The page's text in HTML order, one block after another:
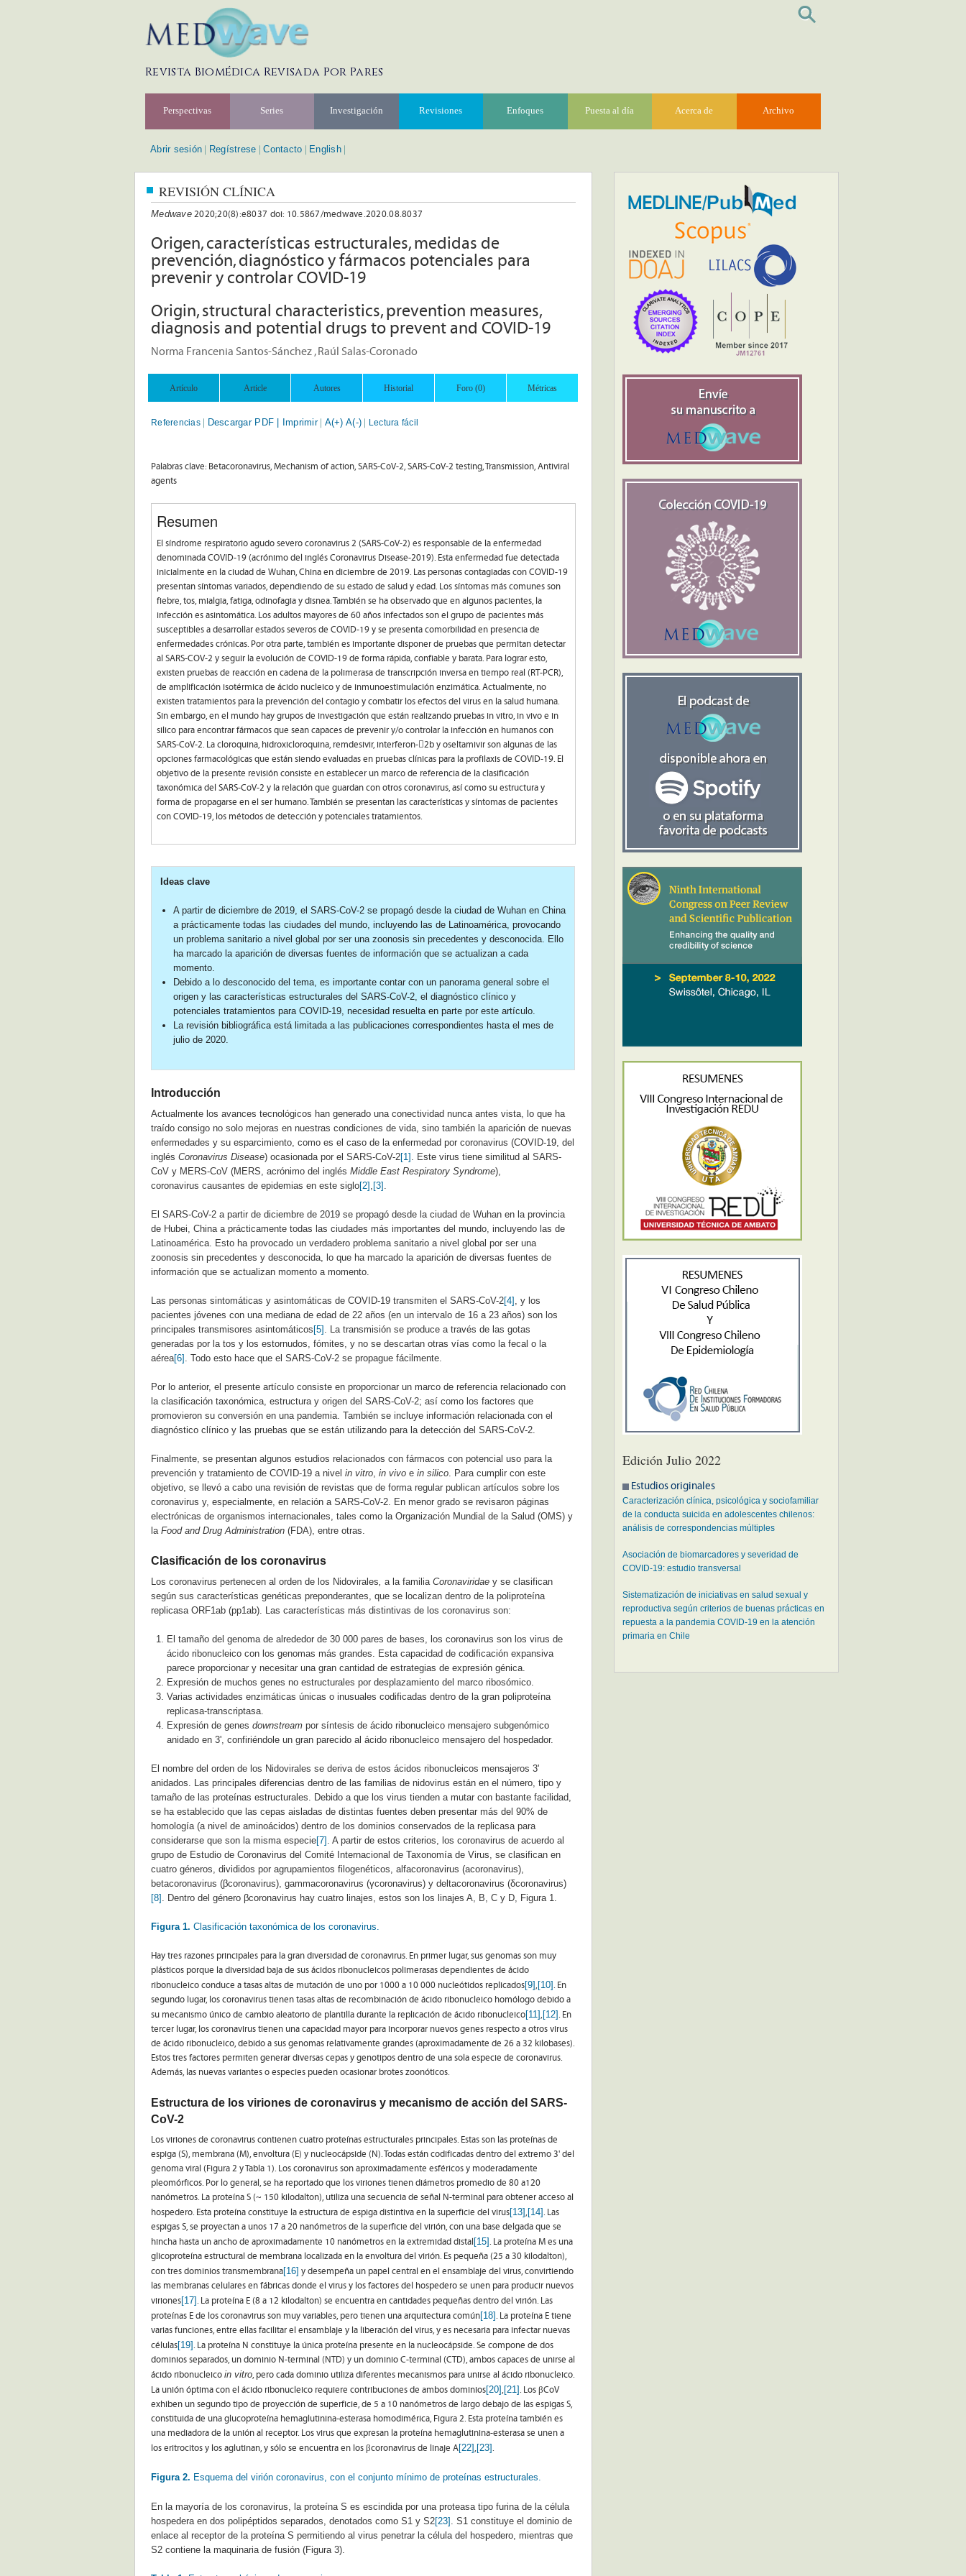
Revista Biomédica Revisada Por Pares
Perspectivas Series Investigación Revisiones Enfoques Puesta al día Acerca de Archivo
Abrir sesión Regístrese |Contacto English
REVISIÓN CLÍNICA
Medwave2020;20(8):e8037 doi: 10.5867/medwave.2020.08.8037
Origen, características estructurales, medidas de
prevención, diagnóstico y fármacos potenciales para
prevenir y controlar COVID-19
Origin, structural characteristics, prevention measures,
diagnosis and potential drugs to prevent and COVID-19
Norma Francenia Santos-Sánchez , Raúl Salas-Coronado
Artículo Article Autores Historial Foro (0) Métricas
Referencias| Descargar PDF | Imprimir| A(+) A(-) Lectura fácil
Palabras clave: Betacoronavirus, Mechanism of action, SARS-CoV-2, SARS-CoV-2 testing, Transmission, Antiviral
agents
Resumen
El síndrome respiratorio agudo severo coronavirus 2 (SARS-CoV-2) es responsable de la enfermedad
denominada COVID-19 (acrónimo del inglés Coronavirus Disease-2019). Esta enfermedad fue detectada
inicialmente en la ciudad de Wuhan, China en diciembre de 2019. Las personas contagiadas con COVID-19
presentan síntomas variados, dependiendo de su estado de salud y edad. Los síntomas más comunes son
fiebre, tos, mialgia, fatiga, odinofagia y disnea. También se ha observado que en algunos pacientes, la
infección es asintomática. Los adultos mayores de 60 años infectados son el grupo de pacientes más
susceptibles a desarrollar estados severos de COVID-19 y se presenta comorbilidad en presencia de
enfermedades crónicas. Por otra parte, también es importante disponer de pruebas que permitan detectar
al SARS-COV-2 y seguir la evolución de COVID-19 de forma rápida, confiable y barata. Para lograr esto,
existen pruebas de reacción en cadena de la polimerasa de transcripción inversa en tiempo real (RT-PCR),
de amplificación isotérmica de ácido nucleico y de inmunoestimulación enzimática. Actualmente, no
existen tratamientos para la prevención del contagio y combatir los efectos del virus en la salud humana.
Sin embargo, en el mundo hay grupos de investigación que están realizando pruebas in vitro, in vivo e in
silico para encontrar fármacos que sean capaces de prevenir y/o controlar la infección en humanos con
SARS-CoV-2. La cloroquina, hidroxicloroquina, remdesivir, interferon-2b y oseltamivir son algunas de las
opciones farmacológicas que están siendo evaluadas en pruebas clínicas para la profilaxis de COVID-19. El
objetivo de la presente revisión consiste en establecer un marco de referencia de la clasificación
taxonómica del SARS-CoV-2 y la relación que guardan con otros coronavirus, así como su estructura y
forma de propagarse en el ser humano. También se presentan las características y síntomas de pacientes
con COVID-19, los métodos de detección y potenciales tratamientos.
Ideas clave
A partir de diciembre de 2019, el SARS-CoV-2 se propagó desde la ciudad de Wuhan en China
a prácticamente todas las ciudades del mundo, incluyendo las de Latinoamérica, provocando
un problema sanitario a nivel global por ser una zoonosis sin precedentes y desconocida. Ello
ha marcado la aparición de diversas fuentes de información que se actualizan a cada
momento.
Debido a lo desconocido del tema, es importante contar con un panorama general sobre el
origen y las características estructurales del SARS-CoV-2, el diagnóstico clínico y
potenciales tratamientos para COVID-19, necesidad resuelta en parte por este artículo.
La revisión bibliográfica está limitada a las publicaciones correspondientes hasta el mes de
julio de 2020.
Introducción
Actualmente los avances tecnológicos han generado una conectividad nunca antes vista, lo que ha
traído consigo no solo mejoras en nuestras condiciones de vida, sino también la aparición de nuevas
enfermedades y su esparcimiento, como es el caso de la enfermedad por coronavirus (COVID-19, del
inglés Coronavirus Disease) ocasionada por el SARS-CoV-2[1] . Este virus tiene similitud al SARS-
CoV y MERS-CoV (MERS, acrónimo del inglés Middle East Respiratory Syndrome),
coronavirus causantes de epidemias en este siglo[2] , [3] .
El SARS-CoV-2 a partir de diciembre de 2019 se propagó desde la ciudad de Wuhan en la provincia
de Hubei, China a prácticamente todas las ciudades más importantes del mundo, incluyendo las de
Latinoamérica. Esto ha provocado un verdadero problema sanitario a nivel global por ser una
zoonosis sin precedentes y desconocida, lo que ha marcado la aparición de diversas fuentes de
información que se actualizan momento a momento.
Las personas sintomáticas y asintomáticas de COVID-19 transmiten el SARS-CoV-2[4] , y los
pacientes jóvenes con una mediana de edad de 22 años (en un intervalo de 16 a 23 años) son los
principales transmisores asintomáticos [5] . La transmisión se produce a través de las gotas
generadas por la tos y los estornudos, fómites, y no se descartan otras vías como la fecal o la
aérea[6] . Todo esto hace que el SARS-CoV-2 se propague fácilmente.
Por lo anterior, el presente artículo consiste en proporcionar un marco de referencia relacionado con
la clasificación taxonómica, estructura y origen del SARS-CoV-2; así como los factores que
promovieron su conversión en una pandemia. También se incluye información relacionada con el
diagnóstico clínico y las pruebas que se están utilizando para la detección del SARS-CoV-2.
Finalmente, se presentan algunos estudios relacionados con fármacos con potencial uso para la
prevención y tratamiento de COVID-19 a nivel in vitro, in vivo e in silico. Para cumplir con este
objetivo, se llevó a cabo una revisión de revistas que de forma regular publican artículos sobre los
coronavirus y, especialmente, en relación a SARS-CoV-2. En menor grado se revisaron páginas
electrónicas de organismos internacionales, tales como la Organización Mundial de la Salud (OMS) y
la Food and Drug Administration (FDA), entre otras.
Clasificación de los coronavirus
Los coronavirus pertenecen al orden de los Nidovirales, a la familia Coronaviridae y se clasifican
según sus características genéticas preponderantes, que se localizan dentro de la poliproteína
replicasa ORF1ab (pp1ab). Las características más distintivas de los coronavirus son:
El tamaño del genoma de alrededor de 30 000 pares de bases, los coronavirus son los virus de
ácido ribonucleico con los genomas más grandes. Esta capacidad de codificación expansiva
parece proporcionar y necesitar una gran cantidad de estrategias de expresión génica.
Expresión de muchos genes no estructurales por desplazamiento del marco ribosómico.
Varias actividades enzimáticas únicas o inusuales codificadas dentro de la gran poliproteína
replicasa-transcriptasa.
Expresión de genesdownstream por síntesis de ácido ribonucleico mensajero subgenómico
anidado en 3', confiriéndole un gran parecido al ácido ribonucleico mensajero del hospedador.
El nombre del orden de los Nidovirales se deriva de estos ácidos ribonucleicos mensajeros 3'
anidados. Las principales diferencias dentro de las familias de nidovirus están en el número, tipo y
tamaño de las proteínas estructurales. Debido a que los virus tienden a mutar con bastante facilidad,
se ha establecido que las cepas aisladas de distintas fuentes deben presentar más del 90% de
homología (a nivel de aminoácidos) dentro de los dominios conservados de la replicasa para
considerarse que son la misma especie[7] . A partir de estos criterios, los coronavirus de acuerdo al
grupo de Estudio de Coronavirus del Comité Internacional de Taxonomía de Virus, se clasifican en
cuatro géneros, divididos por agrupamientos filogenéticos, alfacoronavirus (acoronavirus),
betacoronavirus (βcoronavirus), gammacoronavirus (γcoronavirus) y deltacoronavirus (δcoronavirus)
[8] . Dentro del género βcoronavirus hay cuatro linajes, estos son los linajes A, B, C y D, Figura 1.
Figura 1. Clasificación taxonómica de los coronavirus.
Hay tres razones principales para la gran diversidad de coronavirus. En primer lugar, sus genomas son muy
plásticos porque la diversidad baja de sus ácidos ribonucleicos polimerasas dependientes de ácido
ribonucleico conduce a tasas altas de mutación de uno por 1000 a 10 000 nucleótidos replicados[9] , [10]. En
segundo lugar, los coronavirus tienen tasas altas de recombinación de ácido ribonucleico homólogo debido a
su mecanismo único de cambio aleatorio de plantilla durante la replicación de ácido ribonucleico[11] , [12]. En
tercer lugar, los coronavirus tienen una capacidad mayor para incorporar nuevos genes respecto a otros virus
de ácido ribonucleico, debido a sus genomas relativamente grandes (aproximadamente de 26 a 32 kilobases).
Estos tres factores permiten generar diversas cepas y genotipos dentro de una sola especie de coronavirus.
Además, las nuevas variantes o especies pueden ocasionar brotes zoonóticos.
Estructura de los viriones de coronavirus y mecanismo de acción del SARS-
CoV-2
Los viriones de coronavirus contienen cuatro proteínas estructurales principales. Estas son las proteínas de
espiga (S), membrana (M), envoltura (E) y nucleocápside (N). Todas están codificadas dentro del extremo 3' del
genoma viral (Figura 2 y Tabla 1). Los coronavirus son aproximadamente esféricos y moderadamente
pleomórficos. Por lo general, se ha reportado que los viriones tienen diámetros promedio de 80 a120
nanómetros. La proteína S (~ 150 kilodalton), utiliza una secuencia de señal N-terminal para obtener acceso al
hospedero. Esta proteína constituye la estructura de espiga distintiva en la superficie del virus[13] , [14]. Las
espigas S, se proyectan a unos 17 a 20 nanómetros de la superficie del virión, con una base delgada que se
hincha hasta un ancho de aproximadamente 10 nanómetros en la extremidad distal [15]. La proteína M es una
glicoproteína estructural de membrana localizada en la envoltura del virión. Es pequeña (25 a 30 kilodalton),
con tres dominios transmembrana[16] y desempeña un papel central en el ensamblaje del virus, convirtiendo
las membranas celulares en fábricas donde el virus y los factores del hospedero se unen para producir nuevos
viriones[17]. La proteína E (8 a 12 kilodalton) se encuentra en cantidades pequeñas dentro del virión. Las
proteínas E de los coronavirus son muy variables, pero tienen una arquitectura común[18]. La proteína E tiene
varias funciones, entre ellas facilitar el ensamblaje y la liberación del virus, y es necesaria para infectar nuevas
células[19]. La proteína N constituye la única proteína presente en la nucleocápside. Se compone de dos
dominios separados, un dominio N-terminal (NTD) y un dominio C-terminal (CTD), ambos capaces de unirse al
ácido ribonucleico in vitro, pero cada dominio utiliza diferentes mecanismos para unirse al ácido ribonucleico.
La unión óptima con el ácido ribonucleico requiere contribuciones de ambos dominios[20] , [21]. Los βCoV
exhiben un segundo tipo de proyección de superficie, de 5 a 10 nanómetros de largo debajo de las espigas S,
constituida de una glucoproteína hemaglutinina-esterasa homodimérica, Figura 2. Esta proteína también es
una mediadora de la unión al receptor. Los virus que expresan la proteína hemaglutinina-esterasa se unen a
los eritrocitos y los aglutinan, y sólo se encuentra en los βcoronavirus de linaje A[22] , [23].
Figura 2. Esquema del virión coronavirus, con el conjunto mínimo de proteínas estructurales.
En la mayoría de los coronavirus, la proteína S es escindida por una proteasa tipo furina de la célula
hospedera en dos polipéptidos separados, denotados como S1 y S2[23] . S1 constituye el dominio de
enlace al receptor de la proteína S permitiendo al virus penetrar la célula del hospedero, mientras que
S2 contiene la maquinaria de fusión (Figura 3).
Edición Julio 2022
Estudios originales
Caracterización clínica, psicológica y sociofamiliar
de la conducta suicida en adolescentes chilenos:
análisis de correspondencias múltiples
Asociación de biomarcadores y severidad de
COVID-19: estudio transversal
Sistematización de iniciativas en salud sexual y
reproductiva según criterios de buenas prácticas en
repuesta a la pandemia COVID-19 en la atención
primaria en Chile